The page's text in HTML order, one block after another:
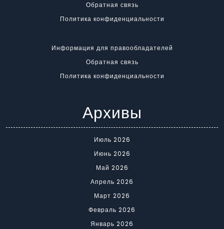
Обратная связь
Политика конфиденциальности
Информация для правообладателей
Обратная связь
Политика конфиденциальности
Архивы
Июль 2026
Июнь 2026
Май 2026
Апрель 2026
Март 2026
Февраль 2026
Январь 2026